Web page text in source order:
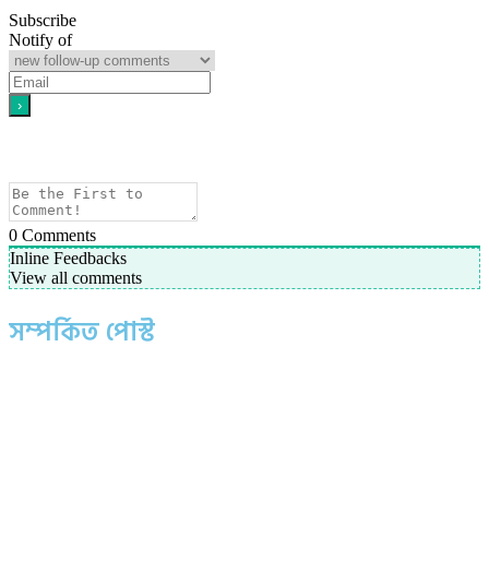
Subscribe
Notify of
0 Comments
Inline Feedbacks
View all comments
সম্পর্কিত পোস্ট